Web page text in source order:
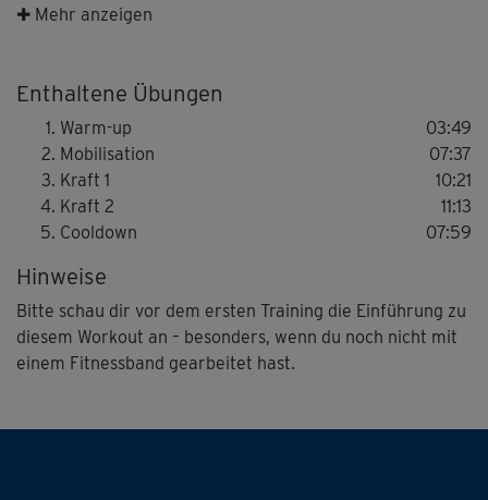
einigen dieser typischen Beschwerden all jener, die
Dieses Workout hat Tobi speziell für den Ausgleich von
Dysbalancen entwickelt, die durch häufiges Sitzen
entstehen.
Sein Ziel: Bewegungsreichtum in einseitig geforderte
Bereiche zu bringen.
Auch in dieser kürzeren Version des Komplettworkouts
trainiert ihr mit dem dem eigenen Körpergewicht und
einem Fitnessband.
Schwierigkeitsgrad.
✚ Mehr anzeigen
Enthaltene Übungen
Warm-up
03:49
Mobilisation
07:37
Kraft 1
10:21
Kraft 2
11:13
Cooldown
07:59
Hinweise
Bitte schau dir vor dem ersten Training die Einführung zu
diesem Workout an – besonders, wenn du noch nicht mit
einem Fitnessband gearbeitet hast.